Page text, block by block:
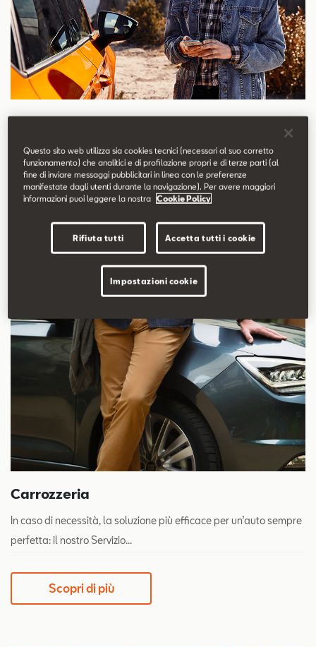
Prenotazione Tagliando
Acquistare una vettura SEAT significa scegliere il massimo dello
stile, dell’affidabilità e...
Carrozzeria
In caso di necessità, la soluzione più efficace per un’auto sempre
perfetta: il nostro Servizio...
Scopri di più
Questo sito web utilizza sia cookies tecnici (necessari al suo corretto
funzionamento) che analitici e di profilazione propri e di terze parti (al
fine di inviare messaggi pubblicitari in linea con le preferenze
manifestate dagli utenti durante la navigazione). Per avere maggiori
informazioni puoi leggere la nostra
Cookie Policy
Rifiuta tutti Accetta tutti i cookie
Impostazioni cookie